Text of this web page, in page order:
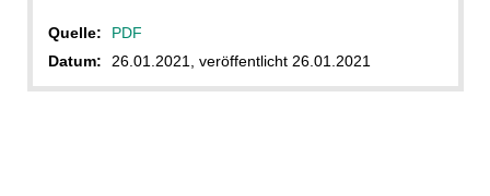
Quelle:
PDF
Datum:
26.01.2021, veröffentlicht 26.01.2021